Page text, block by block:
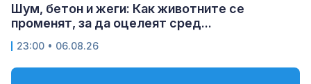
Шум, бетон и жеги: Как животните се
променят, за да оцелеят сред...
23:00 • 06.08.26